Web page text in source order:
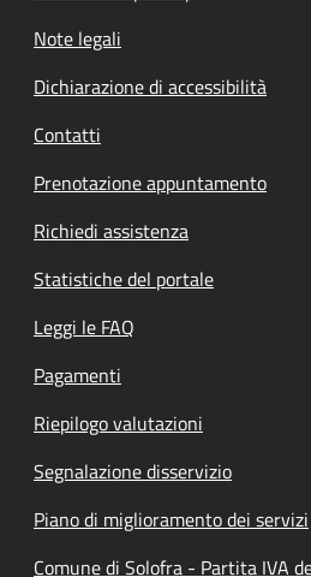
Note legali
Dichiarazione di accessibilità
Contatti
Prenotazione appuntamento
Richiedi assistenza
Statistiche del portale
Leggi le FAQ
Pagamenti
Riepilogo valutazioni
Segnalazione disservizio
Piano di miglioramento dei servizi
Comune di Solofra - Partita IVA